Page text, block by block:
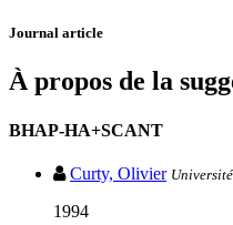
Journal article
À propos de la
BHAP-HA+SCANT
Curty, Olivier
1994